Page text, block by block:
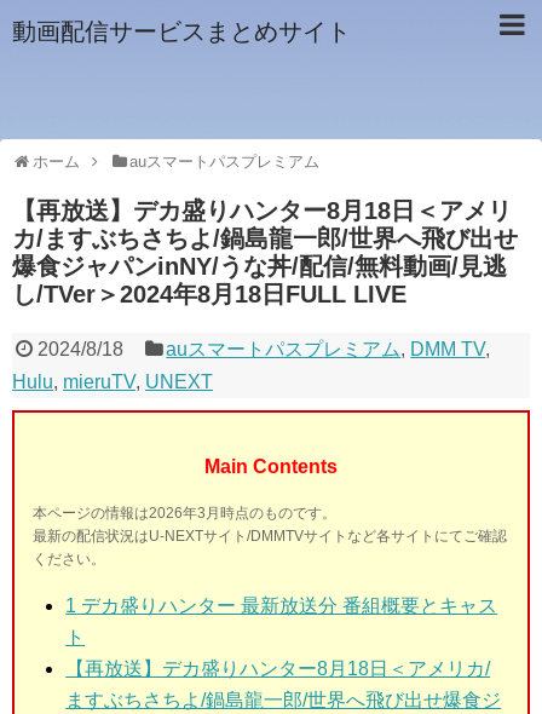
動画配信サービスまとめサイト
ホーム auスマートパスプレミアム
【再放送】デカ盛りハンター8月18日＜アメリ
カ/ますぶちさちよ/鍋島龍一郎/世界へ飛び出せ
爆食ジャパンinNY/うな丼/配信/無料動画/見逃
し/TVer＞2024年8月18日FULL LIVE
2024/8/18 auスマートパスプレミアム, DMM TV,
Hulu, mieruTV, UNEXT
Main Contents
本ページの情報は2026年3月時点のものです。
最新の配信状況はU-NEXTサイト/DMMTVサイトなど各サイトにてご確認
ください。
1 デカ盛りハンター 最新放送分 番組概要とキャス
ト
【再放送】デカ盛りハンター8月18日＜アメリカ/
ますぶちさちよ/鍋島龍一郎/世界へ飛び出せ爆食ジ